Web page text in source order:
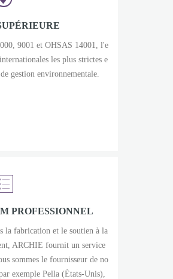
9001 et OHSAS 14001, l'e
les plus strictes e
gestion environnementale.
PROFESSIONNEL
la fabrication et le soutien à la
ARCHIE fournit un service
sommes le fournisseur de no
exemple Pella (États-Unis),